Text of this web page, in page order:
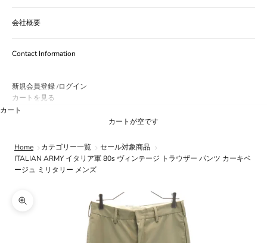
会社概要
Contact Information
新規会員登録 /ログイン
カートを見る
カート
カートが空です
Home カテゴリー一覧
セール対象商品
ITALIAN ARMY イタリア軍 80s ヴィンテージ トラウザー パンツ カーキベ
ージュ ミリタリー メンズ
ズームイン